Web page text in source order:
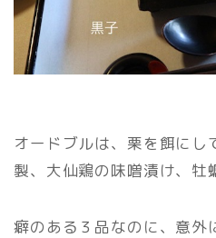
オードブルは、栗を餌にし
製、大仙鶏の味噌漬け、牡
癖のある３品なのに、意外